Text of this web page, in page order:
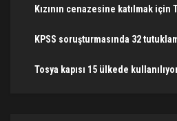
Kızının cenazesine katılmak
KPSS soruşturmasında 32
Tosya kapısı 15 ülkede